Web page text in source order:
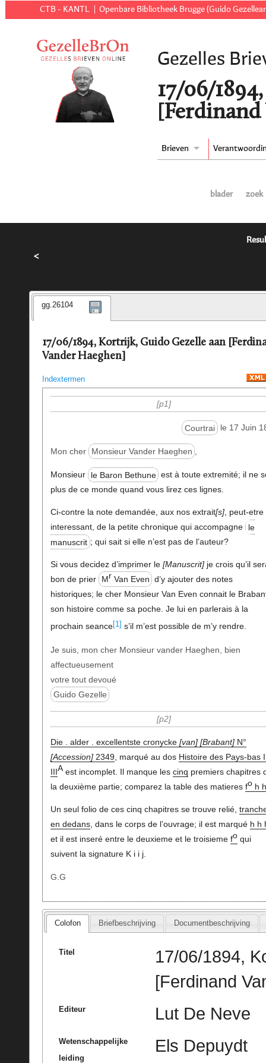
CTB - KANTL Openbare Bibliotheek Brugge (Guido
Gezelles
17/06/
[Ferdinand
Brieven
blader zoek
<
gg.26104
17/06/1894, Kortrijk, Guido Gezelle aan
Vander Haeghen]
Indextermen
p1
Courtrai le 17 Juin
Mon cher Monsieur Vander Haeghen
Monsieur le Baron Bethune est à toute extremité; il ne
plus de ce monde quand vous lirez ces lignes.
Ci-contre la note demandée, aux nos extrait s , peut-etre
interessant, de la petite chronique qui accompagne
le
manuscrit ; qui sait si elle n’est pas de l’auteur?
Si vous decidez d’imprimer le Manuscrit je crois qu’il
bon de prier
Mr Van Even d’y ajouter des notes
historiques; le cher Monsieur Van Even connait le
son histoire comme sa poche. Je lui en parlerais à la
prochain seance[1] s’il m’est possible de m’y rendre.
Je suis, mon cher Monsieur vander Haeghen, bien
affectueusement
votre tout devoué
Guido Gezelle
p2
Die . alder . excellentste cronycke van Brabant N°
Accession 2349, marqué au dos Histoire des Pays-bas
IIIAest incomplet. Il manque les cinq premiers chapitres
la deuxième partie; comparez la table des matieres foh
Un seul folio de ces cinq chapitres se trouve relié,
en dedans, dans le corps de l’ouvrage; il est marqué h h
et il est inseré entre le deuxieme et le troisieme foqui
suivent la signature K i i j.
G.G
Colofon Briefbeschrijving Documentbeschrijving
Titel
17/06/1894,
[Ferdinand
Editeur Lut De Neve
Wetenschappelijke
leiding
Els Depuydt